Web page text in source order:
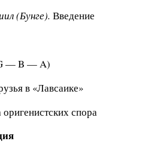
(Бунге). Введение
— B — A)
в «Лавсаике»
спора